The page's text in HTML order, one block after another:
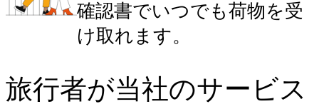
確認書でいつでも荷物を受
け取れます。
旅行者が当社のサービス